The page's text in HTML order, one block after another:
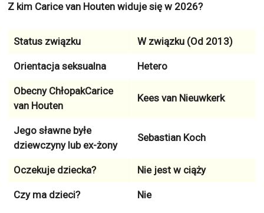
Z kim Carice van Houten widuje się w 2026?
Status związku W związku (Od 2013)
Orientacja seksualna Hetero
Obecny ChłopakCarice
van Houten
Kees van Nieuwkerk
Jego sławne byłe
dziewczyny lub ex-żony
Sebastian Koch
Oczekuje dziecka? Nie jest w ciąży
Czy ma dzieci? Nie